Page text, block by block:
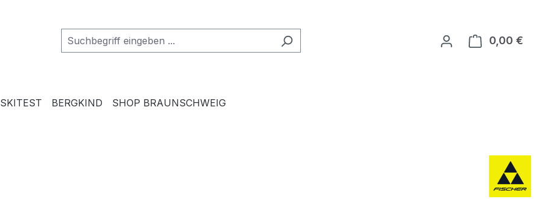
0,00 €
SKITEST BERGKIND SHOP BRAUNSCHWEIG